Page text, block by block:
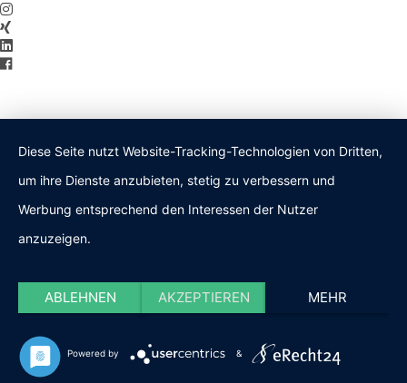
Diese Seite nutzt Website-Tracking-Technologien von Dritten,
um ihre Dienste anzubieten, stetig zu verbessern und
Werbung entsprechend den Interessen der Nutzer
anzuzeigen.
ABLEHNEN AKZEPTIEREN MEHR
Powered by &